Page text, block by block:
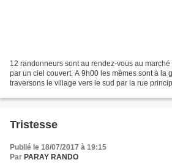
12 randonneurs sont au rendez-vous au marché
par un ciel couvert. A 9h00 les mêmes sont à la
traversons le village vers le sud par la rue
Tristesse
Publié le 18/07/2017 à 19:15
Par PARAY RANDO